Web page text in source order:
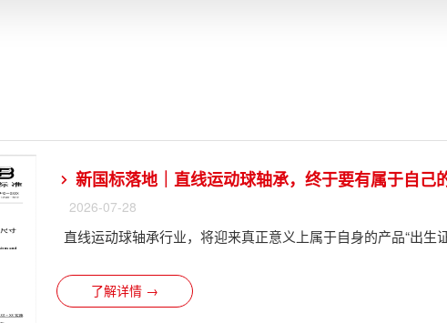
新国标落地｜直线运动球轴承，终于要有属于自己
2026-07-28
直线运动球轴承行业，将迎来真正意义上属于自身的产品“出生
了解详情 →